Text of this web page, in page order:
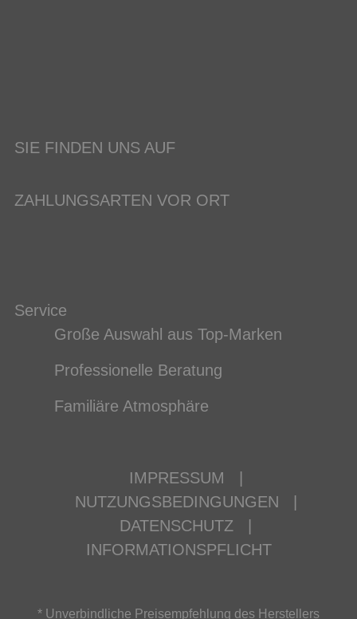
SIE FINDEN UNS AUF
ZAHLUNGSARTEN VOR ORT
Service
Große Auswahl aus Top-Marken
Professionelle Beratung
Familiäre Atmosphäre
IMPRESSUM
NUTZUNGSBEDINGUNGEN
DATENSCHUTZ
INFORMATIONSPFLICHT
* Unverbindliche Preisempfehlung des Herstellers